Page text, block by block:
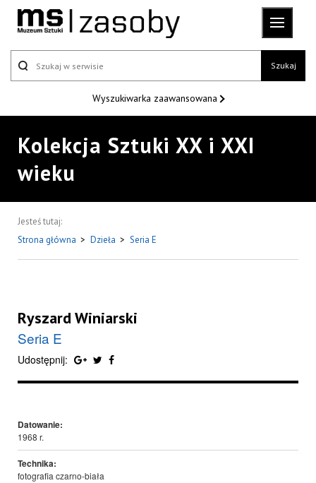
Szukaj
Wyszukiwarka zaawansowana
Kolekcja Sztuki XX i XXI
wieku
Jesteś tutaj:
Strona główna > Dzieła > Seria E
Ryszard Winiarski
Seria E
Udostępnij:
Datowanie:
1968 r.
Technika:
fotografia czarno-biała